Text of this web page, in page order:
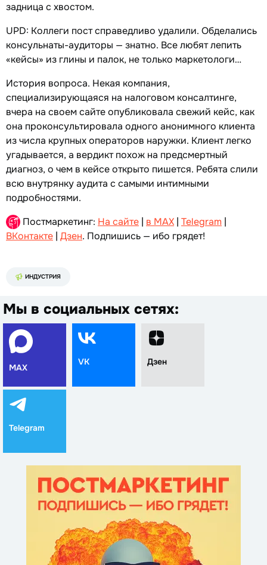
задница с хвостом.
UPD: Коллеги пост справедливо удалили. Обделались
консульнаты-аудиторы — знатно. Все любят лепить
«кейсы» из глины и палок, не только маркетологи…
История вопроса. Некая компания,
специализирующаяся на налоговом консалтинге,
вчера на своем сайте опубликовала свежий кейс, как
она проконсультировала одного анонимного клиента
из числа крупных операторов наружки. Клиент легко
угадывается, а вердикт похож на предсмертный
диагноз, о чем в кейсе открыто пишется. Ребята слили
всю внутрянку аудита с самыми интимными
подробностями.
Постмаркетинг: На сайте | в MAX | Telegram |
ВКонтакте | Дзен. Подпишись — ибо грядет!
ИНДУСТРИЯ
Мы в социальных сетях:
MAX
VK Дзен
Telegram